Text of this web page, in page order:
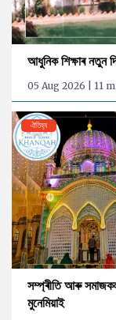
আধুনিক শিক্ষাৰ নতুন
05 Aug 2026 | 11
ঐতিহ্য
সম্প্ৰীতি আৰু
মুনেমিয়াই